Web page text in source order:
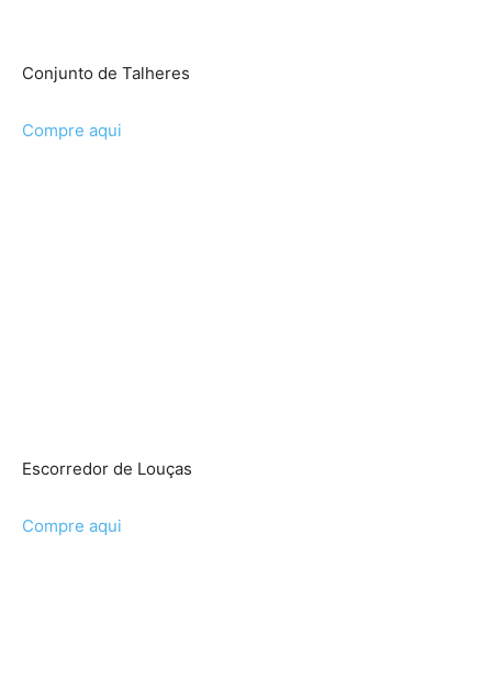
Conjunto de Talheres
Compre aqui
Escorredor de Louças
Compre aqui